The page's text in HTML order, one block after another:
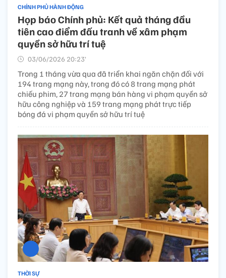
CHÍNH PHỦ HÀNH ĐỘNG
Họp báo Chính phủ: Kết quả tháng đầu
tiên cao điểm đấu tranh về xâm phạm
quyền sở hữu trí tuệ
03/06/2026 20:23’
Trong 1 tháng vừa qua đã triển khai ngăn chặn đối với
194 trang mạng này, trong đó có 8 trang mạng phát
chiếu phim, 27 trang mạng bán hàng vi phạm quyền sở
hữu công nghiệp và 159 trang mạng phát trực tiếp
bóng đá vi phạm quyền sở hữu trí tuệ
THỜI SỰ